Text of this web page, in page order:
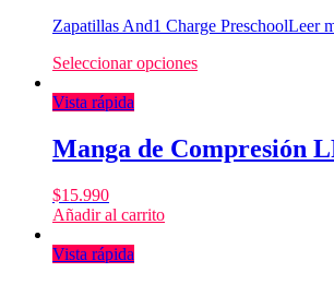
Zapatillas And1 Charge PreschoolLeer
Seleccionar opciones
Vista rápida
Manga de Compresión
$15.990
Añadir al carrito
Vista rápida